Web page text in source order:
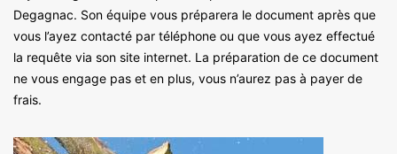
Degagnac. Son équipe vous préparera le document après que
vous l’ayez contacté par téléphone ou que vous ayez effectué
la requête via son site internet. La préparation de ce document
ne vous engage pas et en plus, vous n’aurez pas à payer de
frais.